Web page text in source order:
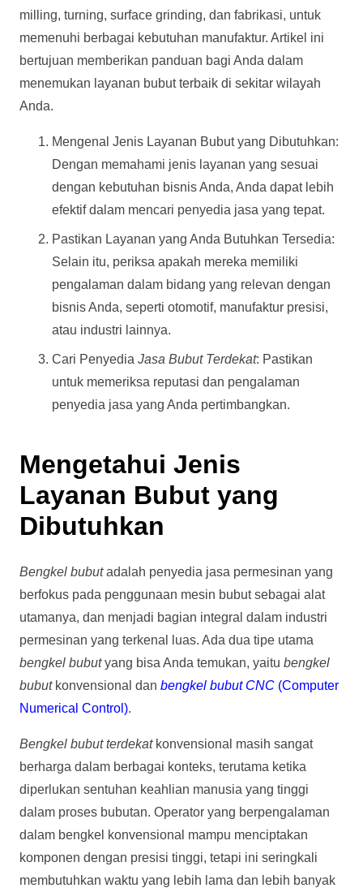
milling, turning, surface grinding, dan fabrikasi, untuk
memenuhi berbagai kebutuhan manufaktur. Artikel ini
bertujuan memberikan panduan bagi Anda dalam
menemukan layanan bubut terbaik di sekitar wilayah
Anda.
Mengenal Jenis Layanan Bubut yang Dibutuhkan:
Dengan memahami jenis layanan yang sesuai
dengan kebutuhan bisnis Anda, Anda dapat lebih
efektif dalam mencari penyedia jasa yang tepat.
Pastikan Layanan yang Anda Butuhkan Tersedia:
Selain itu, periksa apakah mereka memiliki
pengalaman dalam bidang yang relevan dengan
bisnis Anda, seperti otomotif, manufaktur presisi,
atau industri lainnya.
Cari Penyedia Jasa Bubut Terdekat: Pastikan
untuk memeriksa reputasi dan pengalaman
penyedia jasa yang Anda pertimbangkan.
Mengetahui Jenis
Layanan Bubut yang
Dibutuhkan
Bengkel bubutadalah penyedia jasa permesinan yang
berfokus pada penggunaan mesin bubut sebagai alat
utamanya, dan menjadi bagian integral dalam industri
permesinan yang terkenal luas. Ada dua tipe utama
bengkel bubutyang bisa Anda temukan, yaitu bengkel
bubutkonvensional dan bengkel bubut CNC (Computer
Numerical Control).
Bengkel bubut terdekatkonvensional masih sangat
berharga dalam berbagai konteks, terutama ketika
diperlukan sentuhan keahlian manusia yang tinggi
dalam proses bubutan. Operator yang berpengalaman
dalam bengkel konvensional mampu menciptakan
komponen dengan presisi tinggi, tetapi ini seringkali
membutuhkan waktu yang lebih lama dan lebih banyak